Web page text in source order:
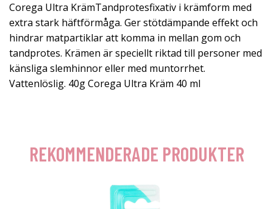
Corega Ultra KrämTandprotesfixativ i krämform med
extra stark häftförmåga. Ger stötdämpande effekt och
hindrar matpartiklar att komma in mellan gom och
tandprotes. Krämen är speciellt riktad till personer med
känsliga slemhinnor eller med muntorrhet.
Vattenlöslig. 40g Corega Ultra Kräm 40 ml
REKOMMENDERADE PRODUKTER